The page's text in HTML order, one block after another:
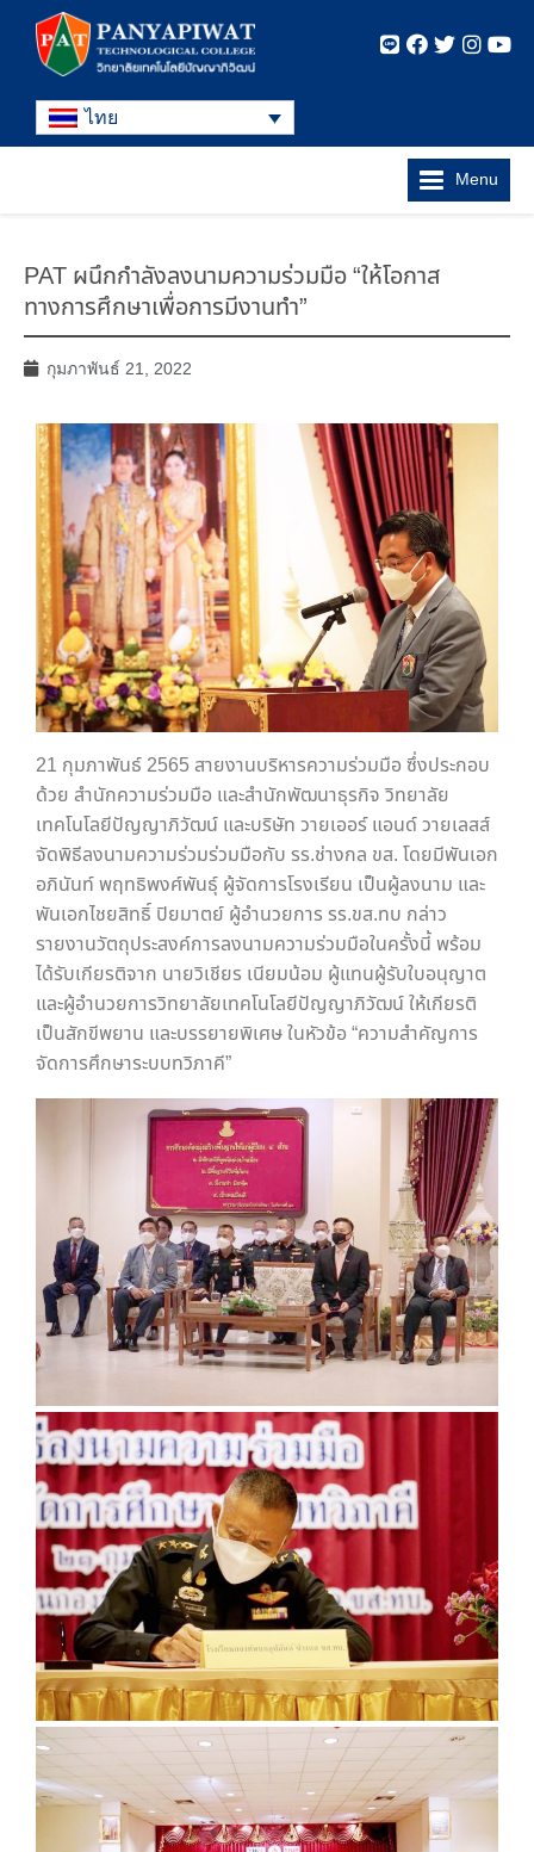
ไทย
Menu
PAT ผนึกกำลังลงนามความร่วมมือ “ให้โอกาส
ทางการศึกษาเพื่อการมีงานทำ”
กุมภาพันธ์ 21, 2022
21 กุมภาพันธ์ 2565 สายงานบริหารความร่วมมือ ซึ่งประกอบ
ด้วย สำนักความร่วมมือ และสำนักพัฒนาธุรกิจ วิทยาลัย
เทคโนโลยีปัญญาภิวัฒน์ และบริษัท วายเออร์ แอนด์ วายเลสส์
จัดพิธีลงนามความร่วมร่วมมือกับ รร.ช่างกล ขส. โดยมีพันเอก
อภินันท์ พฤทธิพงศ์พันธุ์ ผู้จัดการโรงเรียน เป็นผู้ลงนาม และ
พันเอกไชยสิทธิ์ ปิยมาตย์ ผู้อำนวยการ รร.ขส.ทบ กล่าว
รายงานวัตถุประสงค์การลงนามความร่วมมือในครั้งนี้ พร้อม
ได้รับเกียรติจาก นายวิเชียร เนียมน้อม ผู้แทนผู้รับใบอนุญาต
และผู้อำนวยการวิทยาลัยเทคโนโลยีปัญญาภิวัฒน์ ให้เกียรติ
เป็นสักขีพยาน และบรรยายพิเศษ ในหัวข้อ “ความสำคัญการ
จัดการศึกษาระบบทวิภาคี”